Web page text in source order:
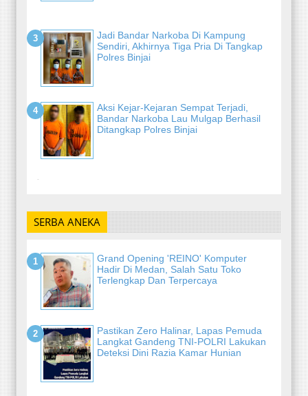
Jadi Bandar Narkoba Di Kampung
Sendiri, Akhirnya Tiga Pria Di Tangkap
Polres Binjai
Aksi Kejar-Kejaran Sempat Terjadi,
Bandar Narkoba Lau Mulgap Berhasil
Ditangkap Polres Binjai
-
SERBA ANEKA
Grand Opening 'REINO' Komputer
Hadir Di Medan, Salah Satu Toko
Terlengkap Dan Terpercaya
Pastikan Zero Halinar, Lapas Pemuda
Langkat Gandeng TNI-POLRI Lakukan
Deteksi Dini Razia Kamar Hunian